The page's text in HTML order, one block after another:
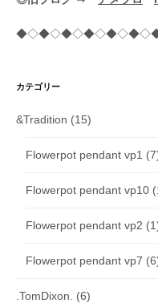
カテゴリー
&Tradition (15)
Flowerpot pendant vp1
Flowerpot pendant vp10
Flowerpot pendant vp2
Flowerpot pendant vp7
.TomDixon. (6)